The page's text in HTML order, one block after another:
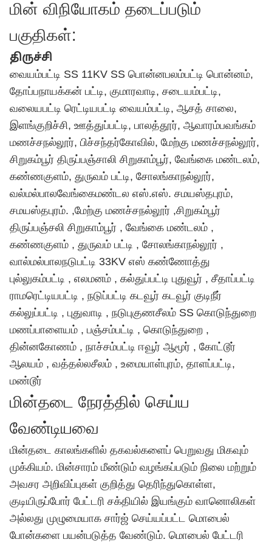
மின் விநியோகம் தடைப்படும்
பகுதிகள்:
திருச்சி
வையம்பட்டி SS 11KV SS பொன்னபலம்பட்டி பொன்னம்,
தோப்பநாயக்கன் பட்டி, குமாரவாடி, சடையம்பட்டி,
வலையபட்டி ரெட்டியபட்டி வையம்பட்டி, ஆசத் சாலை,
இளங்குறிச்சி, ஊத்துப்பட்டி, பாலத்தூர், ஆவாரம்பவங்கம்
மணச்சநல்லூர், பிச்சந்தர்கோவில், மேற்கு மணச்சநல்லூர்,
சிறுகம்பூர் திருப்பஞ்சாலி சிறுகாம்பூர், வேங்கை மண்டலம்,
கண்ணகுளம், துருவம் பட்டி, சோலங்காநல்லூர்,
வல்மல்பாலவேங்கைமண்டல எஸ்.எஸ். சமயஸ்தபுரம்,
சமயஸ்தபுரம். ,மேற்கு மணச்சநல்லூர் ,சிறுகம்பூர்
திருப்பஞ்சலி சிறுகாம்பூர் , வேங்கை மண்டலம் ,
கண்ணகுளம் , துருவம் பட்டி , சோலங்காநல்லூர் ,
வால்மல்பாலநடுபட்டி 33KV எஸ் கண்ணோத்து
புல்லுகம்பட்டி , எலமனம் , கல்துப்பட்டி புதுவூர் , சீதாப்பட்டி
ராமரெட்டியபட்டி , நடுப்பட்டி கடவூர் கடவூர் குடிநீர்
கல்லுப்பட்டி , புதுவாடி , நடுபுகுணசீலம் SS கொடுந்துறை
மணப்பாளையம் , பஞ்சம்பட்டி , கொடுந்துறை ,
தின்னகோணம் , நாச்சம்பட்டி ஈவூர் ஆமூர் , கோட்டூர்
ஆலயம் , வத்தல்லசீலம் , உமையாள்புரம், தாளப்பட்டி,
மண்டூர்
மின்தடை நேரத்தில் செய்ய
வேண்டியவை
மின்தடை காலங்களில் தகவல்களைப் பெறுவது மிகவும்
முக்கியம். மின்சாரம் மீண்டும் வழங்கப்படும் நிலை மற்றும்
அவசர அறிவிப்புகள் குறித்து தெரிந்துகொள்ள,
குடியிருப்போர் பேட்டரி சக்தியில் இயங்கும் வானொலிகள்
அல்லது முழுமையாக சார்ஜ் செய்யப்பட்ட மொபைல்
போன்களை பயன்படுத்த வேண்டும். மொபைல் பேட்டரி